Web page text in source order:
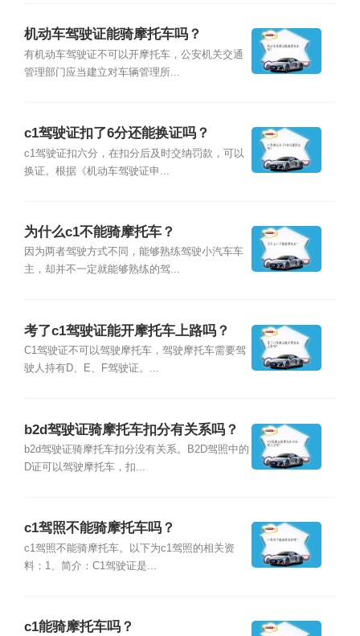
机动车驾驶证能骑摩托车吗？
有机动车驾驶证不可以开摩托车，公安机关交通
管理部门应当建立对车辆管理所...
c1驾驶证扣了6分还能换证吗？
c1驾驶证扣六分，在扣分后及时交纳罚款，可以
换证。根据《机动车驾驶证申...
为什么c1不能骑摩托车？
因为两者驾驶方式不同，能够熟练驾驶小汽车车
主，却并不一定就能够熟练的驾...
考了c1驾驶证能开摩托车上路吗？
C1驾驶证不可以驾驶摩托车，驾驶摩托车需要驾
驶人持有D、E、F驾驶证。...
b2d驾驶证骑摩托车扣分有关系吗？
b2d驾驶证骑摩托车扣分没有关系。B2D驾照中的
D证可以驾驶摩托车，扣...
c1驾照不能骑摩托车吗？
c1驾照不能骑摩托车。以下为c1驾照的相关资
料：1、简介：C1驾驶证是...
c1能骑摩托车吗？